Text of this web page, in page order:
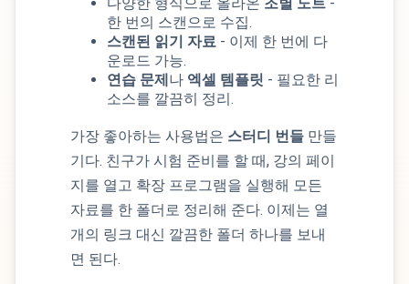
한 번의 스캔으로 수집.
스캔된 읽기 자료 - 이제 한 번에 다
운로드 가능.
연습 문제나 엑셀 템플릿 - 필요한 리
소스를 깔끔히 정리.
가장 좋아하는 사용법은 스터디 번들 만들
기다. 친구가 시험 준비를 할 때, 강의 페이
지를 열고 확장 프로그램을 실행해 모든
자료를 한 폴더로 정리해 준다. 이제는 열
개의 링크 대신 깔끔한 폴더 하나를 보내
면 된다.